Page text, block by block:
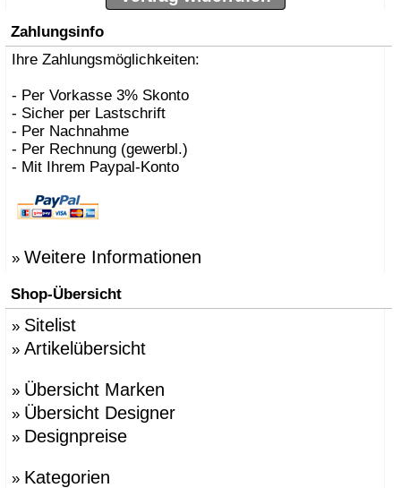
Zahlungsinfo
Ihre Zahlungsmöglichkeiten:
- Per Vorkasse 3% Skonto
- Sicher per Lastschrift
- Per Nachnahme
- Per Rechnung (gewerbl.)
- Mit Ihrem Paypal-Konto
» Weitere Informationen
Shop-Übersicht
» Sitelist
» Artikelübersicht
» Übersicht Marken
» Übersicht Designer
» Designpreise
» Kategorien